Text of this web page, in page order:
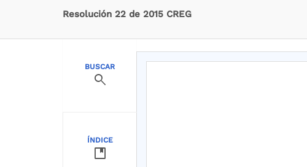
Resolución 22 de 2015 CREG
BUSCAR
search
ÍNDICE
developer_guide